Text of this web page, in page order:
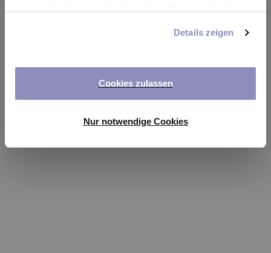
anpassen oder widerrufen. Weitere Details hierzu finden
Details zeigen
Cookies zulassen
Nur notwendige Cookies
Refresh